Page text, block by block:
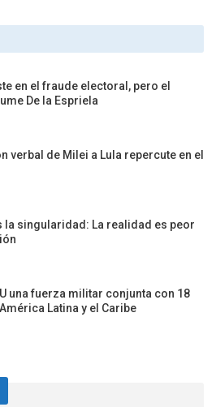
en el fraude electoral, pero el
De la Espriela
verbal de Milei a Lula repercute en el
la singularidad: La realidad es peor
una fuerza militar conjunta con 18
Latina y el Caribe